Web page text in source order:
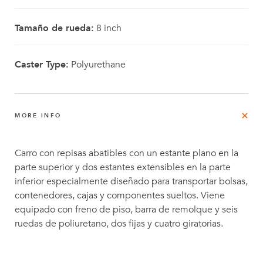
Tamaño de rueda: 8 inch
Caster Type: Polyurethane
MORE INFO
Carro con repisas abatibles con un estante plano en la
parte superior y dos estantes extensibles en la parte
inferior especialmente diseñado para transportar bolsas,
contenedores, cajas y componentes sueltos. Viene
equipado con freno de piso, barra de remolque y seis
ruedas de poliuretano, dos fijas y cuatro giratorias.